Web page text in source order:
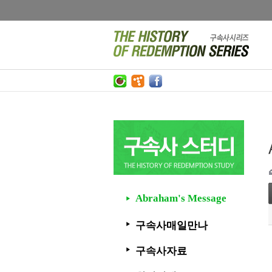
▶ Abraham's Message
▶ 구속사매일만나
▶ 구속사자료